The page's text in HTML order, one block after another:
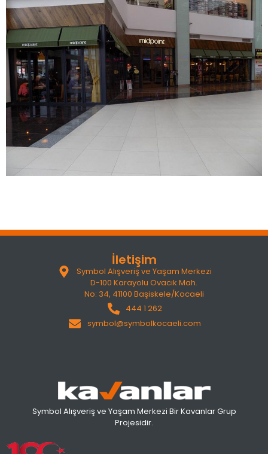
İletişim
Symbol Alışveriş ve Yaşam Merkezi
D-100 Karayolu Ovacık Mah.
No: 34, 41100 Başiskele/Kocaeli
444 1 262
symbol@symbolkocaeli.com
Symbol Alışveriş ve Yaşam Merkezi Bir Kavanlar Grup
Projesidir.